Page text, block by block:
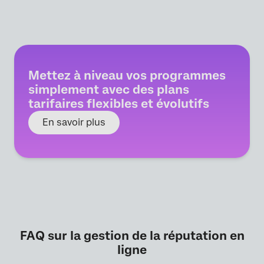
Mettez à niveau vos programmes
simplement avec des plans
tarifaires flexibles et évolutifs
En savoir plus
FAQ sur la gestion de la réputation en
ligne